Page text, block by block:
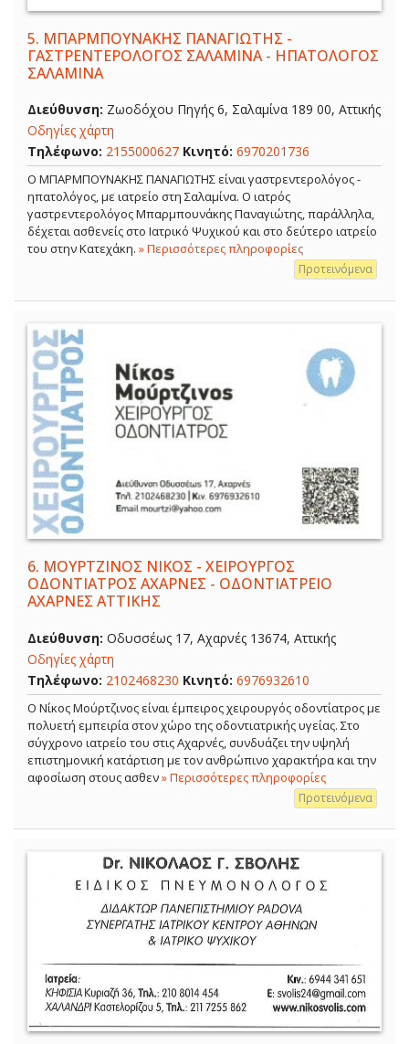
5. ΜΠΑΡΜΠΟΥΝΑΚΗΣ ΠΑΝΑΓΙΩΤΗΣ -
ΓΑΣΤΡΕΝΤΕΡΟΛΟΓΟΣ ΣΑΛΑΜΙΝΑ - ΗΠΑΤΟΛΟΓΟΣ
ΣΑΛΑΜΙΝΑ
Διεύθυνση: Ζωοδόχου Πηγής 6, Σαλαμίνα 189 00, Αττικής
Οδηγίες χάρτη
Τηλέφωνο: 2155000627 Κινητό: 6970201736
Ο ΜΠΑΡΜΠΟΥΝΑΚΗΣ ΠΑΝΑΓΙΩΤΗΣ είναι γαστρεντερολόγος -
ηπατολόγος, με ιατρείο στη Σαλαμίνα. Ο ιατρός
γαστρεντερολόγος Μπαρμπουνάκης Παναγιώτης, παράλληλα,
δέχεται ασθενείς στο Ιατρικό Ψυχικού και στο δεύτερο ιατρείο
του στην Κατεχάκη. » Περισσότερες πληροφορίες
Προτεινόμενα
6. ΜΟΥΡΤΖΙΝΟΣ ΝΙΚΟΣ - ΧΕΙΡΟΥΡΓΟΣ
ΟΔΟΝΤΙΑΤΡΟΣ ΑΧΑΡΝΕΣ - ΟΔΟΝΤΙΑΤΡΕΙΟ
ΑΧΑΡΝΕΣ ΑΤΤΙΚΗΣ
Διεύθυνση: Οδυσσέως 17, Αχαρνές 13674, Αττικής
Οδηγίες χάρτη
Τηλέφωνο: 2102468230 Κινητό: 6976932610
Ο Νίκος Μούρτζινος είναι έμπειρος χειρουργός οδοντίατρος με
πολυετή εμπειρία στον χώρο της οδοντιατρικής υγείας. Στο
σύγχρονο ιατρείο του στις Αχαρνές, συνδυάζει την υψηλή
επιστημονική κατάρτιση με τον ανθρώπινο χαρακτήρα και την
αφοσίωση στους ασθεν» Περισσότερες πληροφορίες
Προτεινόμενα